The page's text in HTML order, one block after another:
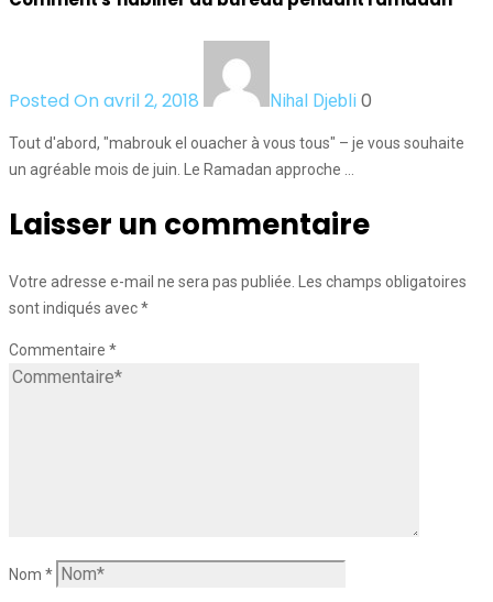
Posted On avril 2, 2018 Nihal Djebli 0
Tout d'abord, "mabrouk el ouacher à vous tous" – je vous souhaite
un agréable mois de juin. Le Ramadan approche …
Laisser un commentaire
Votre adresse e-mail ne sera pas publiée.
Les champs obligatoires
sont indiqués avec*
Commentaire *
Nom *